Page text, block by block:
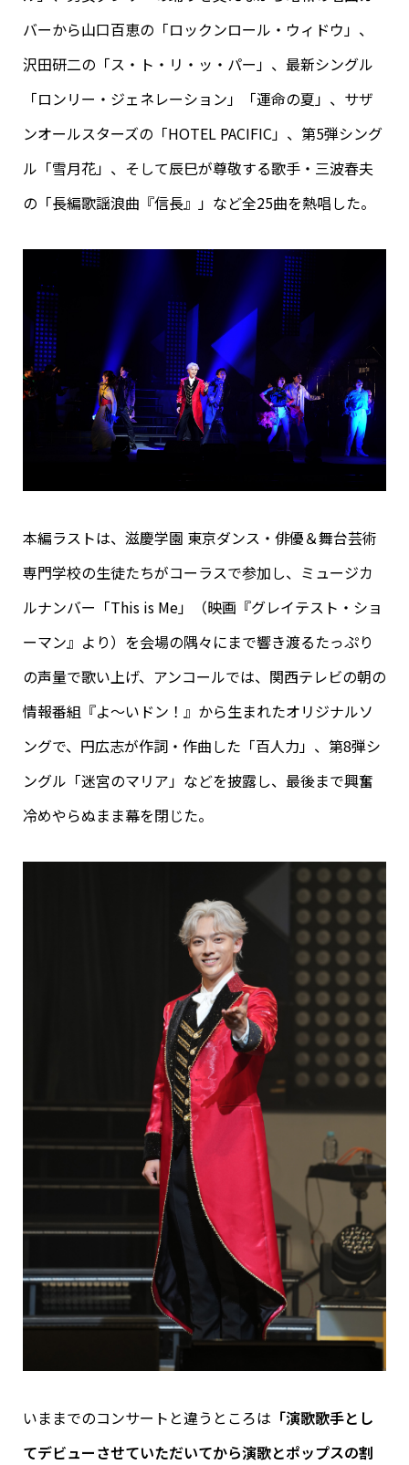
バーから山口百恵の「ロックンロール・ウィドウ」、
沢田研二の「ス・ト・リ・ッ・パー」、最新シングル
「ロンリー・ジェネレーション」「運命の夏」、サザ
ンオールスターズの「HOTEL PACIFIC」、第5弾シング
ル「雪月花」、そして辰巳が尊敬する歌手・三波春夫
の「長編歌謡浪曲『信長』」など全25曲を熱唱した。
本編ラストは、滋慶学園 東京ダンス・俳優＆舞台芸術
専門学校の生徒たちがコーラスで参加し、ミュージカ
ルナンバー「This is Me」（映画『グレイテスト・ショ
ーマン』より）を会場の隅々にまで響き渡るたっぷり
の声量で歌い上げ、アンコールでは、関西テレビの朝の
情報番組『よ～いドン！』から生まれたオリジナルソ
ングで、円広志が作詞・作曲した「百人力」、第8弾シ
ングル「迷宮のマリア」などを披露し、最後まで興奮
冷めやらぬまま幕を閉じた。
いままでのコンサートと違うところは 「演歌歌手とし
てデビューさせていただいてから演歌とポップスの割